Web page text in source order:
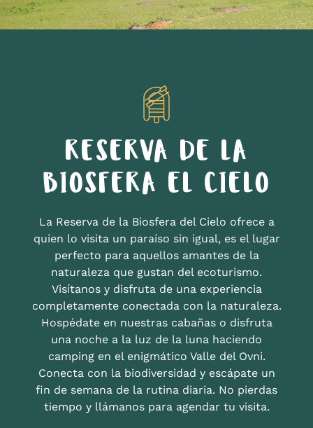
RESERVA DE LA
BIOSFERA EL CIELO
La Reserva de la Biosfera del Cielo ofrece a
quien lo visita un paraíso sin igual, es el lugar
perfecto para aquellos amantes de la
naturaleza que gustan del ecoturismo.
Visítanos y disfruta de una experiencia
completamente conectada con la naturaleza.
Hospédate en nuestras cabañas o disfruta
una noche a la luz de la luna haciendo
camping en el enigmático Valle del Ovni.
Conecta con la biodiversidad y escápate un
fin de semana de la rutina diaria. No pierdas
tiempo y llámanos para agendar tu visita.